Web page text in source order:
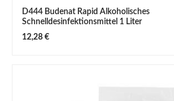
D444 Budenat Rapid Alkoholisches
Schnelldesinfektionsmittel 1 Liter
Regulärer Preis:
12,28 €